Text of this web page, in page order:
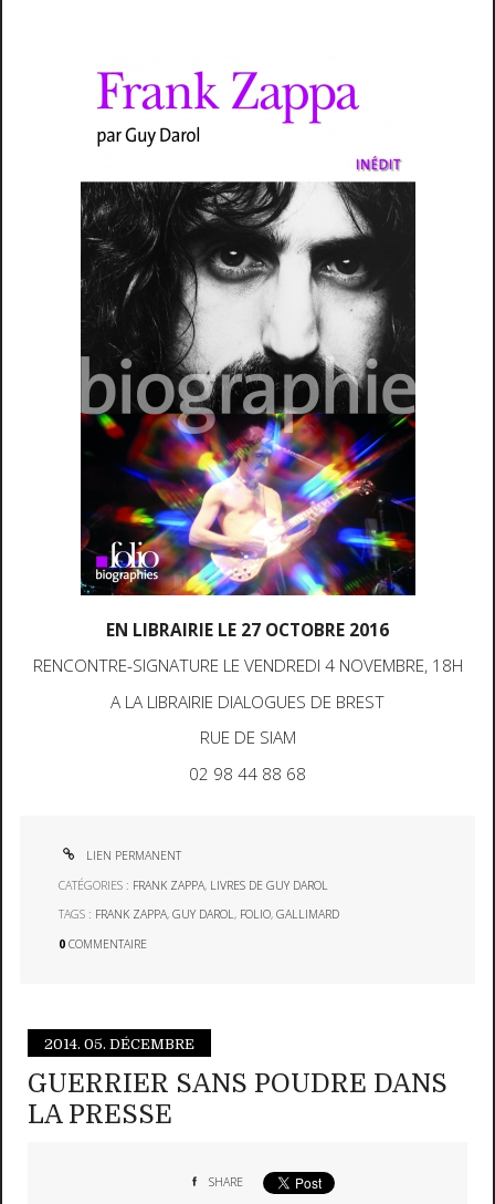
EN LIBRAIRIE LE 27 OCTOBRE 2016
RENCONTRE-SIGNATURE LE VENDREDI 4 NOVEMBRE, 18H
A LA LIBRAIRIE DIALOGUES DE BREST
RUE DE SIAM
02 98 44 88 68
LIEN PERMANENT
CATÉGORIES : FRANK ZAPPA, LIVRES DE GUY DAROL
TAGS : FRANK ZAPPA,GUY DAROL, FOLIO,GALLIMARD
0 COMMENTAIRE
2014. 05. DÉCEMBRE
GUERRIER SANS POUDRE DANS
LA PRESSE
SHARE